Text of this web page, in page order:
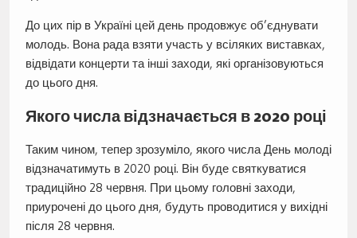
До цих пір в Україні цей день продовжує об’єднувати
молодь. Вона рада взяти участь у всіляких виставках,
відвідати концерти та інші заходи, які організовуються
до цього дня.
Якого числа відзначається в 2020 році
Таким чином, тепер зрозуміло, якого числа День молоді
відзначатимуть в 2020 році. Він буде святкуватися
традиційно 28 червня. При цьому головні заходи,
приурочені до цього дня, будуть проводитися у вихідні
після 28 червня.